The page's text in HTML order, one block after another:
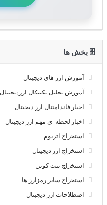
🗄 بخش ها
آموزش ارز های دیجیتال
آموزش تحلیل تکنیکال ارزدیجیتال
اخبار فاندامنتال ارز دیجیتال
اخبار لحظه ای مهم ارز دیجیتال
استخراج اتریوم
استخراج ارز دیجیتال
استخراج بیت کوین
استخراج سایر رمزارز ها
اصطلاحات ارز دیجیتال